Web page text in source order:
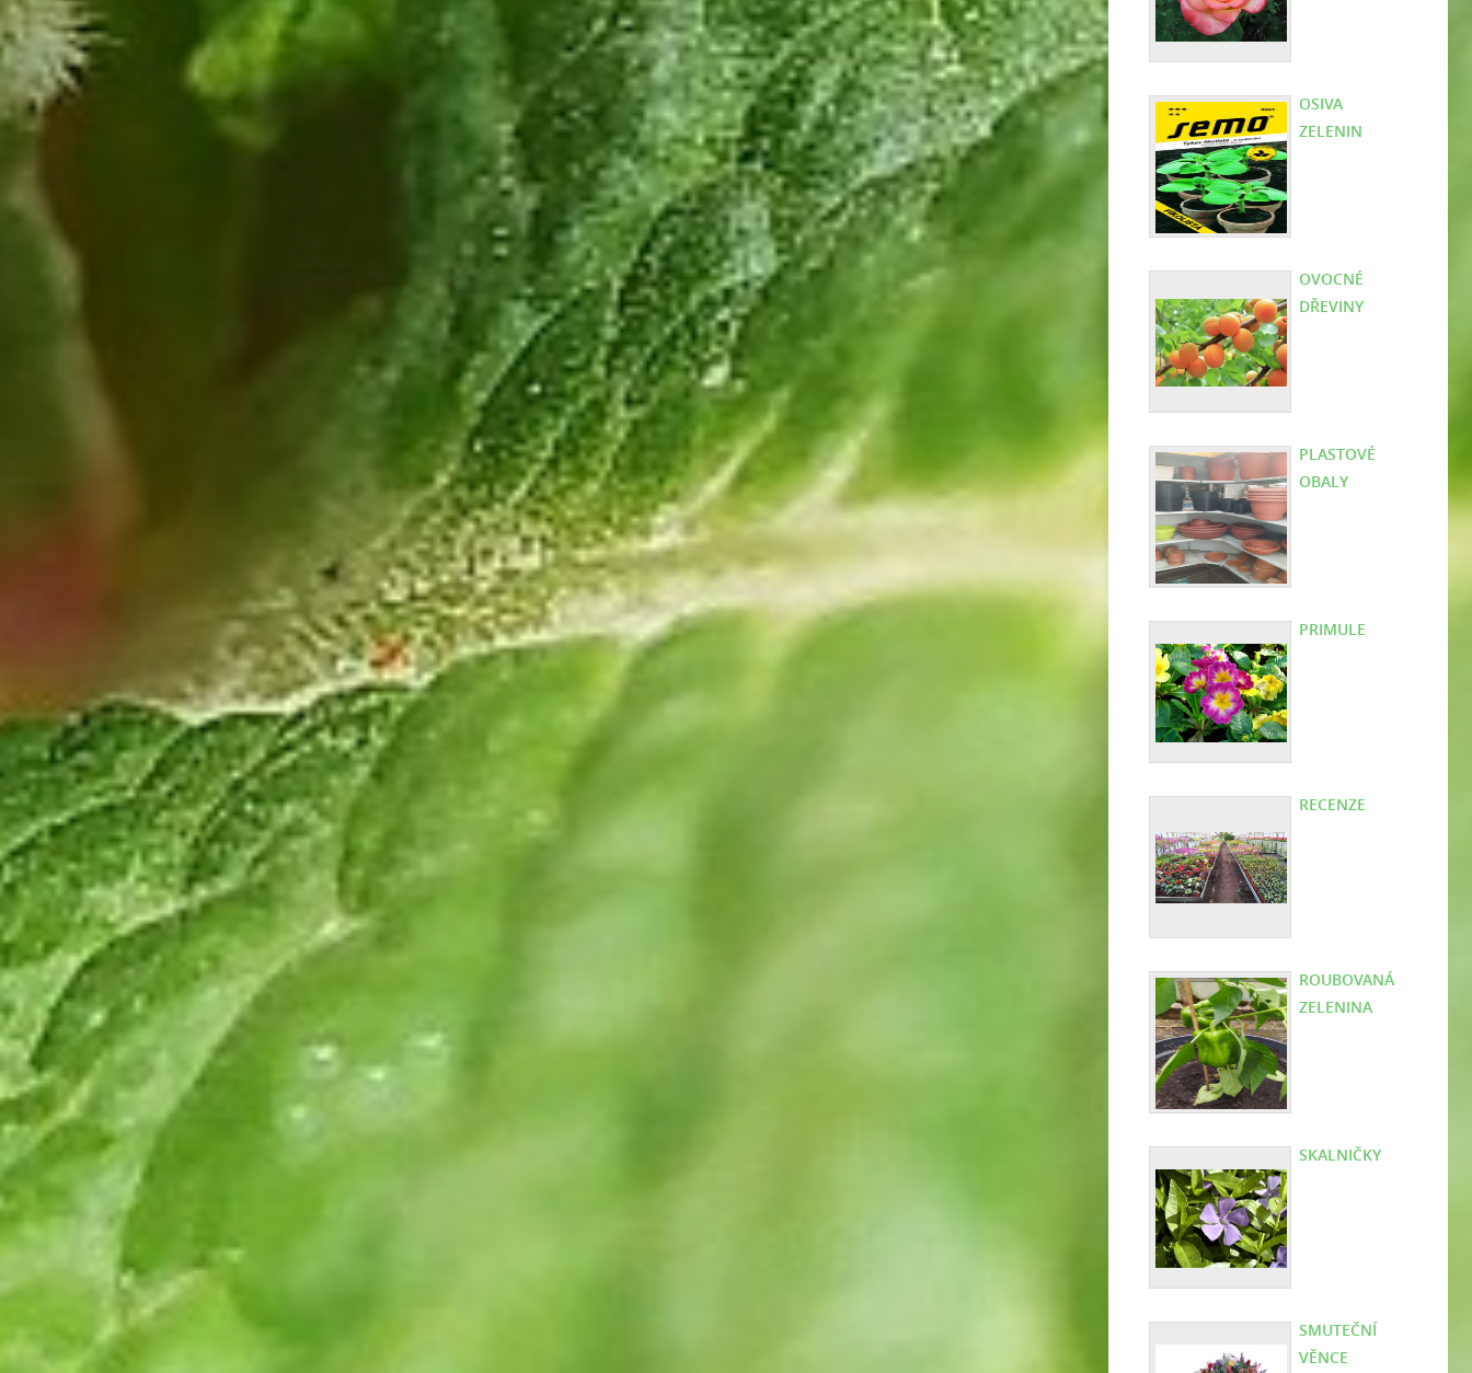
OSIVA
ZELENIN
OVOCNÉ
DŘEVINY
PLASTOVÉ
OBALY
PRIMULE
RECENZE
ROUBOVANÁ
ZELENINA
SKALNIČKY
SMUTEČNÍ
VĚNCE